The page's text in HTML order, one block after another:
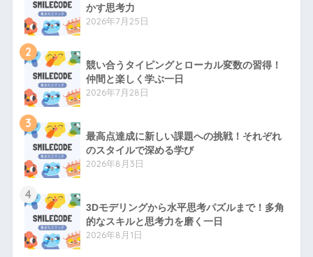
かす思考力
2026年7月25日
2
競い合うタイピングとローカル変数の習得！
仲間と楽しく学ぶ一日
2026年7月28日
3
最高点達成に新しい課題への挑戦！それぞれ
のスタイルで深める学び
2026年8月3日
4
3Dモデリングから水平思考パズルまで！多角
的なスキルと思考力を磨く一日
2026年8月1日